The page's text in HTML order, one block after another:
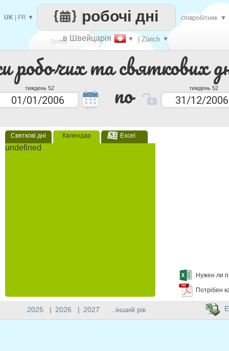
робочих та святкових
тиждень 52 по тиждень 52
Святкові дні Календар Excel
undefined
Нужен ли
Потрібен
Зроби
кожен
..в Швейцарія ▼ | Zürich ▼
робочі дні
UK FR ▼ співробітник ▼
2025 | 2026 | 2027 ..інший рік